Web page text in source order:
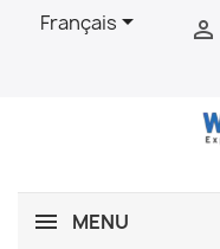
Français 
MENU